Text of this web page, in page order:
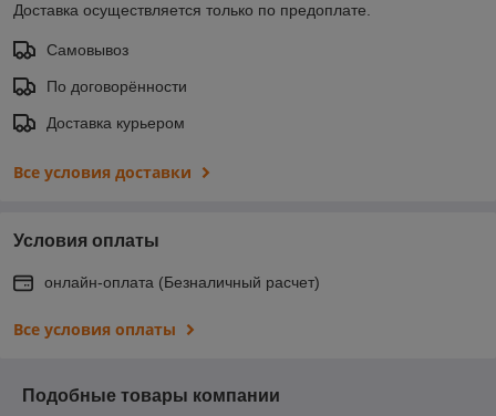
Доставка осуществляется только по предоплате.
Самовывоз
По договорённости
Доставка курьером
Все условия доставки
Условия оплаты
онлайн-оплата (Безналичный расчет)
Все условия оплаты
Подобные товары компании